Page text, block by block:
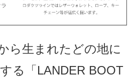
ら生まれたどの地に
る「LANDER BOOT